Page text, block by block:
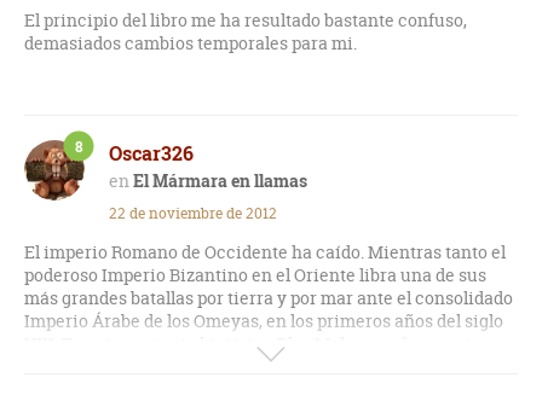
El principio del libro me ha resultado bastante confuso,
demasiados cambios temporales para mi.
Oscar326
El Mármara en llamas
8
22 de noviembre de 2012
El imperio Romano de Occidente ha caído. Mientras tanto el
poderoso Imperio Bizantino en el Oriente libra una de sus
más grandes batallas por tierra y por mar ante el consolidado
Imperio Árabe de los Omeyas, en los primeros años del siglo
VIII. En este contexto histórico Blas Malo nos ofrece esta
gran novela rica en historias que se entrelazan y en